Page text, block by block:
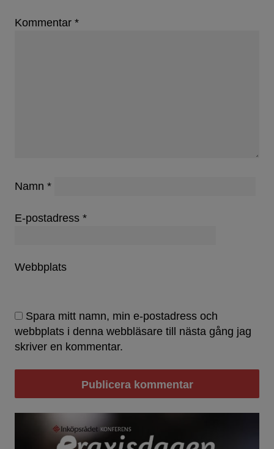
Kommentar *
Namn *
E-postadress *
Webbplats
Spara mitt namn, min e-postadress och
webbplats i denna webbläsare till nästa gång jag
skriver en kommentar.